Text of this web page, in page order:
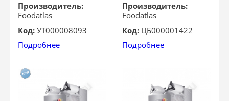
Производитель:
Foodatlas
Код: УТ000008093
Подробнее
Производитель:
Foodatlas
Код: ЦБ000001422
Подробнее